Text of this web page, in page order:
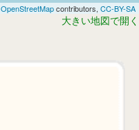
OpenStreetMapcontributors, CC-BY-SA
大きい地図で開く